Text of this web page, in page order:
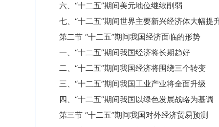
六、“十二五”期间美元地位继续削弱
七、“十二五”期间世界主要新兴经济体大幅提
第二节 “十二五”期间我国经济面临的形势
一、“十二五”期间我国经济将长期趋好
二、“十二五”期间我国经济将围绕三个转变
三、“十二五”期间我国工业产业将全面升级
四、“十二五”期间我国以绿色发展战略为基调
第三节 “十二五”期间我国对外经济贸易预测